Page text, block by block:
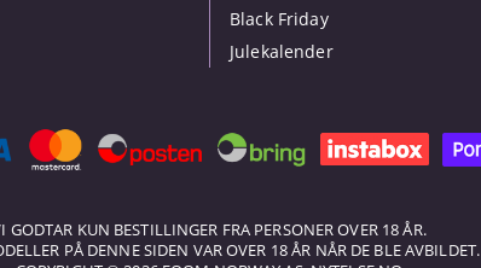
Black Friday
Julekalender
GODTAR KUN BESTILLINGER FRA PERSONER OVER 18 ÅR.
PÅ DENNE SIDEN VAR OVER 18 ÅR NÅR DE BLE AVBILDET.